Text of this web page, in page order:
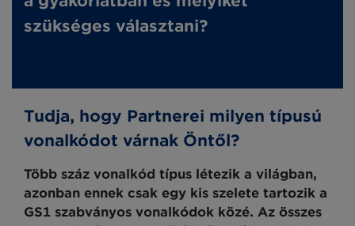
szükséges választani?
Tudja, hogy Partnerei milyen típusú
vonalkódot várnak Öntől?
Több száz vonalkód típus létezik a világban,
azonban ennek csak egy kis szelete tartozik a
GS1 szabványos vonalkódok közé. Az összes